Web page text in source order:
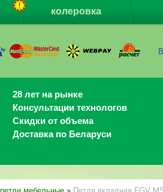
колеровка
28 лет на рынке
Консультации технологов
Скидки от объема
Доставка по Беларуси